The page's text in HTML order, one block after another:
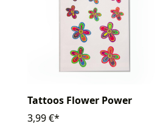
Tattoos Flower Power
3,99 €*